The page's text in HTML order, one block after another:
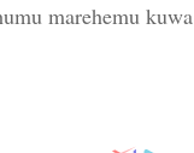
marehemu kuwa